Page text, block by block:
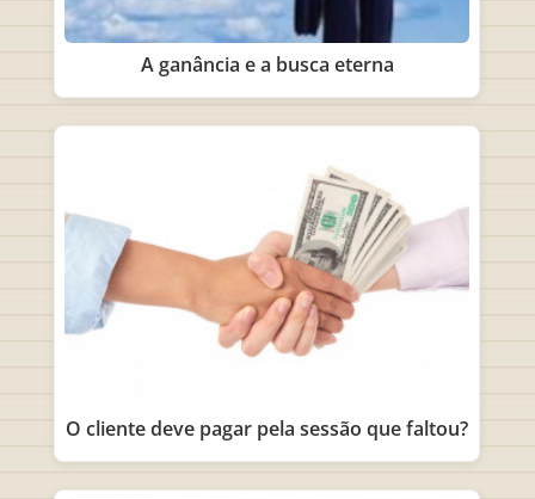
A ganância e a busca eterna
O cliente deve pagar pela sessão que faltou?